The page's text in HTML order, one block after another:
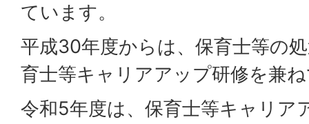
ています。
平成30年度からは、保育士等の
育士等キャリアアップ研修を兼
令和5年度は、保育士等キャリア